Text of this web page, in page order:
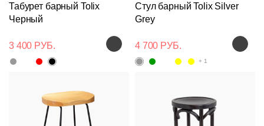
Табурет барный Tolix
Черный
3 400 РУБ.
Стул барный Tolix Silver
Grey
4 700 РУБ.
+ 1